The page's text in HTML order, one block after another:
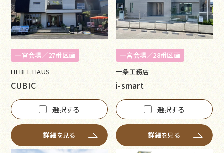
一宮会場／27番区画
HEBEL HAUS
CUBIC
選択する
詳細を見る
一宮会場／28番区画
一条工務店
i-smart
選択する
詳細を見る